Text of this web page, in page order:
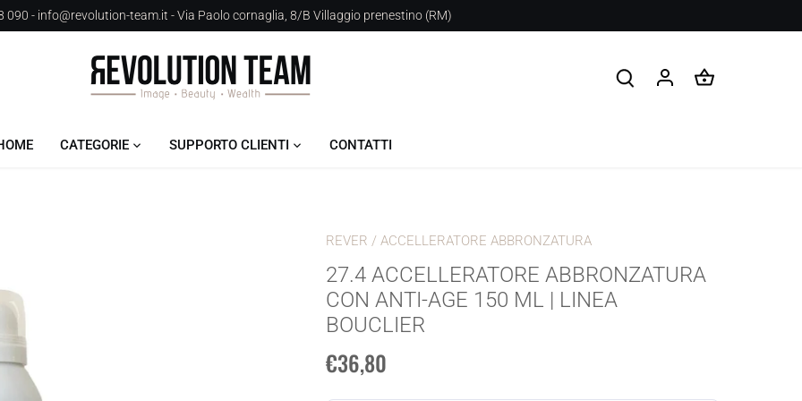
090 - info@revolution-team.it - Via Paolo cornaglia, 8/B Villaggio prenestino (RM)
CATEGORIE SUPPORTO CLIENTI CONTATTI
REVER / ACCELLERATORE ABBRONZATURA
27.4 ACCELLERATORE ABBRONZATURA
CON ANTI-AGE 150 ML | LINEA
BOUCLIER
€36,80